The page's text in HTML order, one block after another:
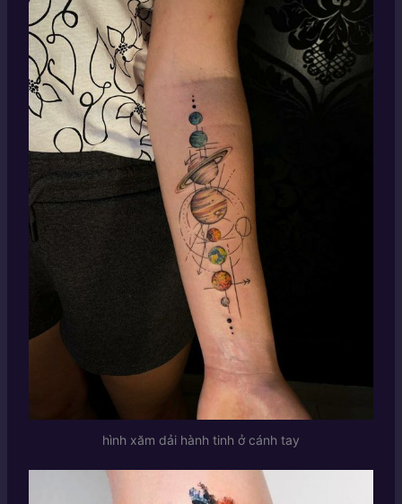
hình xăm dải hành tinh ở cánh tay